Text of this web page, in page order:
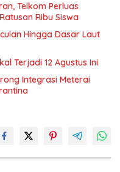
Telkom Perluas
Ribu Siswa
Hingga Dasar Laut
Terjadi 12 Agustus Ini
Integrasi Meterai